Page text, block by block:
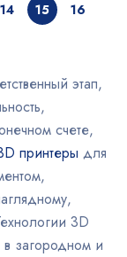
14 15 16
этап,
счете,
принтеры для
3D
загородном и